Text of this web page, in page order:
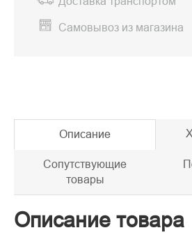
Самовывоз из магазина
Описание
Сопутствующие
товары
Описание товара